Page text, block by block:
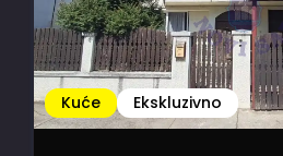
Kuće Ekskluzivno